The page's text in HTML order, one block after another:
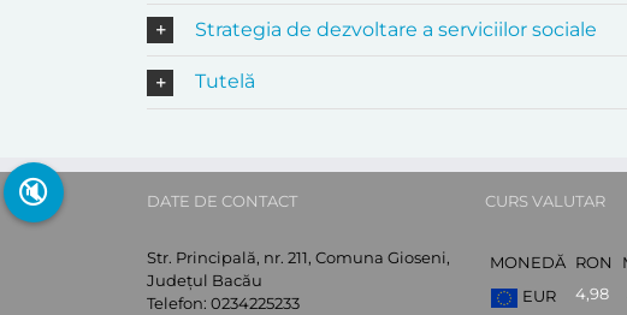
Strategia de dezvoltare a serviciilor sociale
Tutelă
DATE DE CONTACT
Str. Principală, nr. 211, Comuna Gioseni,
Județul Bacău
Telefon: 0234225233
CURS VALUTAR
MONEDĂ RON
EUR
4,98
🔇